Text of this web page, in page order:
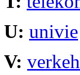
U: univie
V: